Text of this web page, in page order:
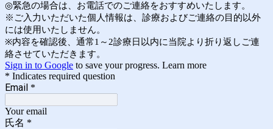
◎緊急の場合は、お電話でのご連絡をおすすめいたします。
※ご入力いただいた個人情報は、診療およびご連絡の目的以外
には使用いたしません。
※内容を確認後、通常1～2診療日以内に当院より折り返しご連
絡させていただきます。
Sign in to Google to save your progress. Learn more
* Indicates required question
Email *
Your email
氏名 *